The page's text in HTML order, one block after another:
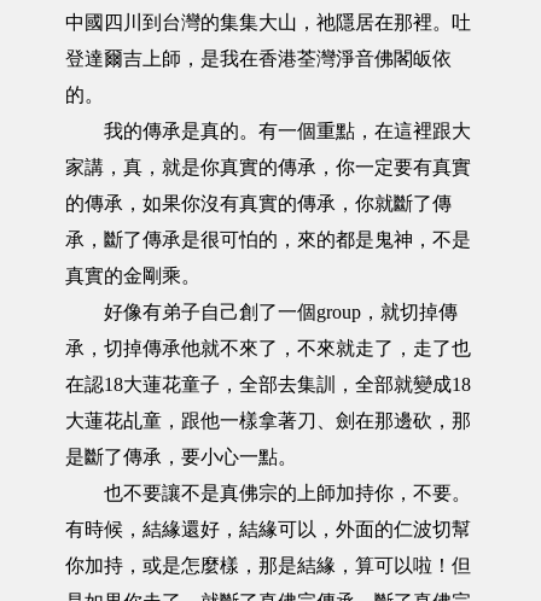
中國四川到台灣的集集大山，祂隱居在那裡。吐
登達爾吉上師，是我在香港荃灣淨音佛閣皈依
的。
我的傳承是真的。有一個重點，在這裡跟大
家講，真，就是你真實的傳承，你一定要有真實
的傳承，如果你沒有真實的傳承，你就斷了傳
承，斷了傳承是很可怕的，來的都是鬼神，不是
真實的金剛乘。
好像有弟子自己創了一個group，就切掉傳
承，切掉傳承他就不來了，不來就走了，走了也
在認18大蓮花童子，全部去集訓，全部就變成18
大蓮花乩童，跟他一樣拿著刀、劍在那邊砍，那
是斷了傳承，要小心一點。
也不要讓不是真佛宗的上師加持你，不要。
有時候，結緣還好，結緣可以，外面的仁波切幫
你加持，或是怎麼樣，那是結緣，算可以啦！但